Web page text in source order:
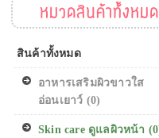
หมวดสินค้าทั้งหมด
สินค้าทั้งหมด
อาหารเสริมผิวขาวใส
อ่อนเยาว์ (0)
Skin care ดูแลผิวหน้า